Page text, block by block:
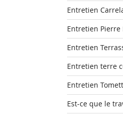
Entretien
Entretien Pierre
Entretien
Entretien terre
Entretien
Est-ce que le